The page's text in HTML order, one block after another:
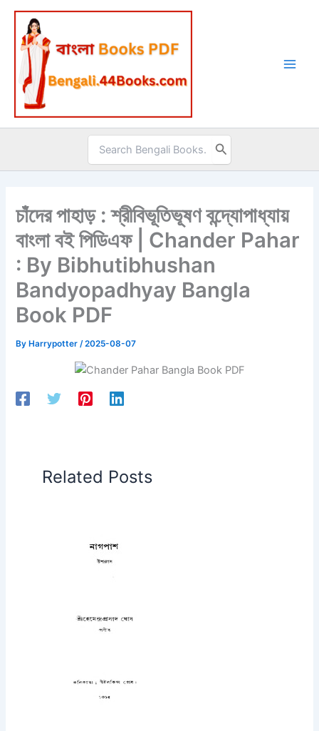
Skip
content
Search
for:
চাঁদের পাহাড় : শ্রীবিভূতিভূষণ বন্দ্যোপাধ্যায়
বাংলা বই পিডিএফ | Chander Pahar
: By Bibhutibhushan
Bandyopadhyay Bangla
Book PDF
By Harrypotter/2025-08-07
Related Posts